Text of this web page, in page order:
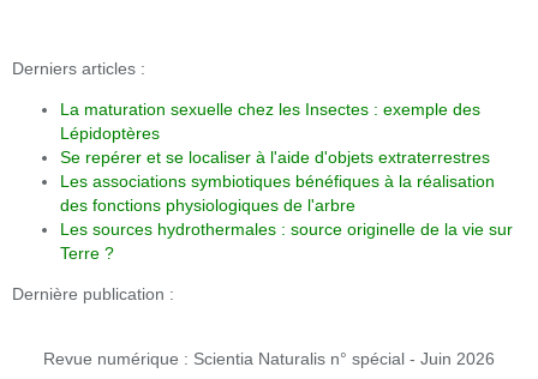
Derniers articles :
La maturation sexuelle chez les Insectes : exemple des
Lépidoptères
Se repérer et se localiser à l'aide d'objets extraterrestres
Les associations symbiotiques bénéfiques à la réalisation
des fonctions physiologiques de l'arbre
Les sources hydrothermales : source originelle de la vie sur
Terre ?
Dernière publication :
Revue numérique : Scientia Naturalis n° spécial - Juin 2026